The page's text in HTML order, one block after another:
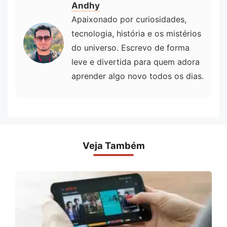
Andhy
Apaixonado por curiosidades,
tecnologia, história e os mistérios
do universo. Escrevo de forma
leve e divertida para quem adora
aprender algo novo todos os dias.
Veja Também